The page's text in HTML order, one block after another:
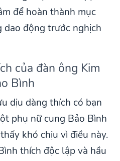
để hoàn thành mục
dao động trước nghịch
của đàn ông Kim
Bình
dịu dàng thích có bạn
phụ nữ cung Bảo Bình
khó chịu vì điều này.
thích độc lập và hầu